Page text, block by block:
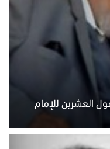
العشرين للإمام